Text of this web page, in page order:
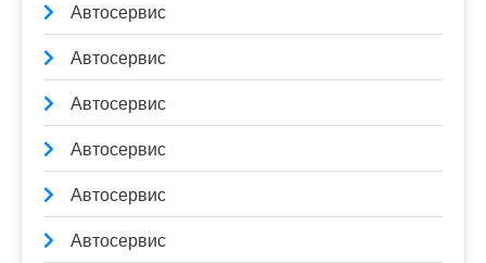
Автосервис
Автосервис
Автосервис
Автосервис
Автосервис
Автосервис